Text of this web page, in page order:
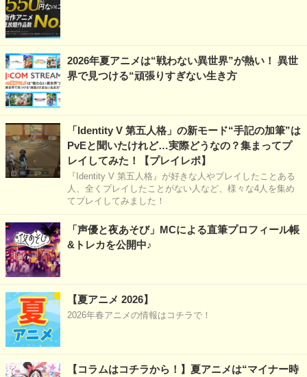
2026年夏アニメは“戦わない異世界”が熱い！ 異世
界で見つける“頑張りすぎない生き方
「Identity V 第五人格」の新モード“手記の加筆”は
PvEと聞いたけれど…実際どうなの？集まってプ
レイしてみた！【プレイレポ】
『Identity V 第五人格』が好きな人やプレイしたことある
人、全くプレイしたことがない人など、様々な4人を集め
てプレイしてみました！
「声優と夜あそび」MCによる直筆プロフィール帳
&トレカを公開中♪
【夏アニメ 2026】
2026年春アニメの情報はコチラで！
【コラムはコチラから！】夏アニメは“マイナー時